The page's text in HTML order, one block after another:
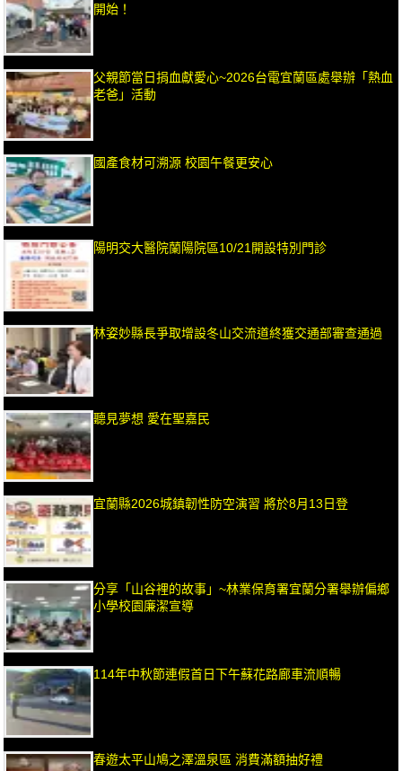
開始！
父親節當日捐血獻愛心~2026台電宜蘭區處舉辦「熱血
老爸」活動
國產食材可溯源 校園午餐更安心
陽明交大醫院蘭陽院區10/21開設特別門診
林姿妙縣長爭取增設冬山交流道終獲交通部審查通過
聽見夢想 愛在聖嘉民
宜蘭縣2026城鎮韌性防空演習 將於8月13日登
分享「山谷裡的故事」~林業保育署宜蘭分署舉辦偏鄉
小學校園廉潔宣導
114年中秋節連假首日下午蘇花路廊車流順暢
春遊太平山鳩之澤溫泉區 消費滿額抽好禮